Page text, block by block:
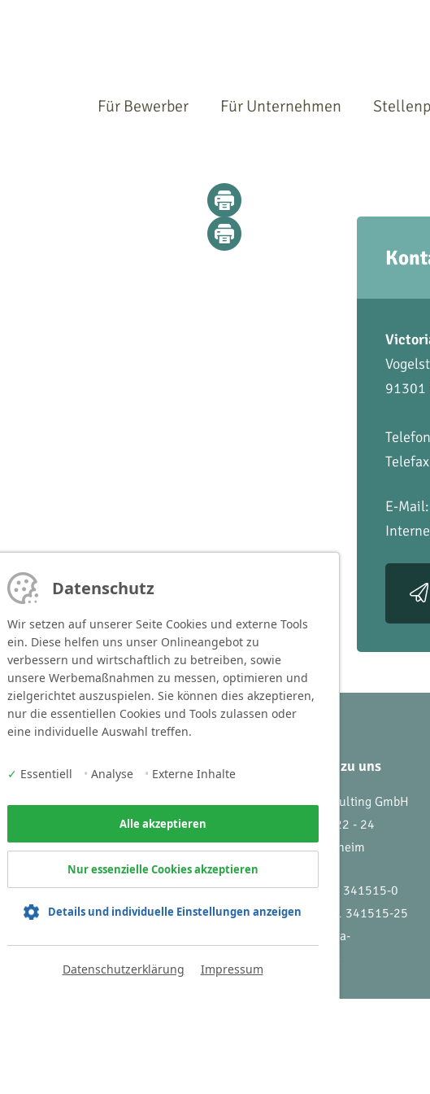
Für Bewerber Für Unternehmen
91301
E-Mail:
Branchen
Business und Steuern
Ihr Kontakt zu uns
Victoria Consulting GmbH
Vogelstraße 22 - 24
91301 Forchheim
Tel+49 9191 341515-0
Fax +49 9191 341515-25
info(at)victoria-
Datenschutz
Wir setzen auf unserer Seite Cookies und externe Tools
ein. Diese helfen uns unser Onlineangebot zu
verbessern und wirtschaftlich zu betreiben, sowie
unsere Werbemaßnahmen zu messen, optimieren und
zielgerichtet auszuspielen. Sie können dies akzeptieren,
nur die essentiellen Cookies und Tools zulassen oder
eine individuelle Auswahl treffen.
✓ Essentiell • Analyse • Externe Inhalte
Alle akzeptieren
Nur essenzielle Cookies akzeptieren
Details und individuelle Einstellungen anzeigen
Datenschutzerklärung Impressum